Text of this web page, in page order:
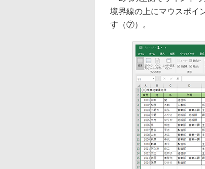
境界線の上にマウスポイ
す（⑦）。